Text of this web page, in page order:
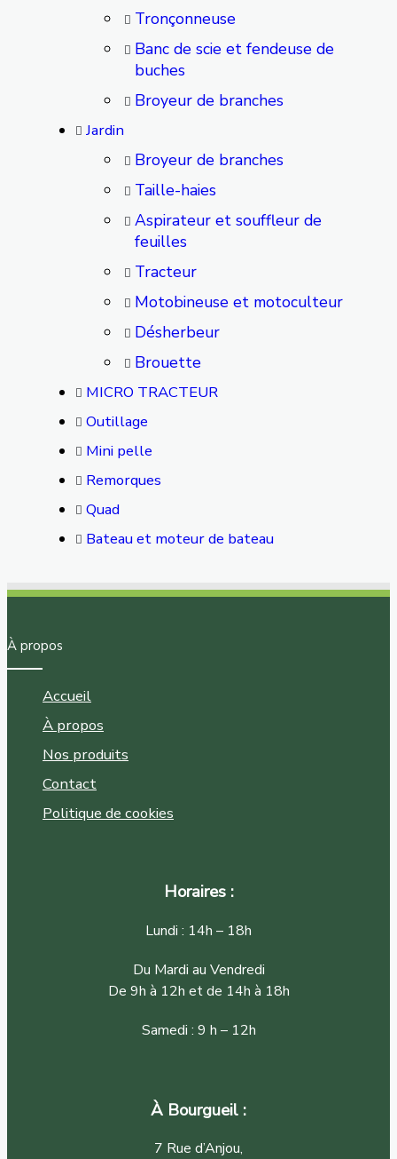
Tronçonneuse
Banc de scie et fendeuse de
buches
Broyeur de branches
Jardin
Broyeur de branches
Taille-haies
Aspirateur et souffleur de
feuilles
Tracteur
Motobineuse et motoculteur
Désherbeur
Brouette
MICRO TRACTEUR
Outillage
Mini pelle
Remorques
Quad
Bateau et moteur de bateau
À propos
Accueil
À propos
Nos produits
Contact
Politique de cookies
Horaires :
Lundi : 14h – 18h
Du Mardi au Vendredi
De 9h à 12h et de 14h à 18h
Samedi : 9 h – 12h
À Bourgueil :
7 Rue d’Anjou,